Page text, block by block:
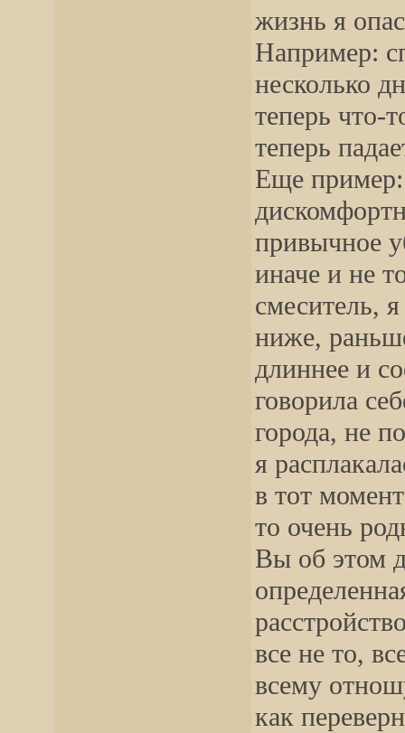
жизнь я
Например:
несколько
теперь что-
теперь
Еще пример:
привычное
иначе и не
смеситель,
ниже,
длиннее и
говорила
города, не
я
в тот
то очень
Вы об этом
все не то,
всему
как